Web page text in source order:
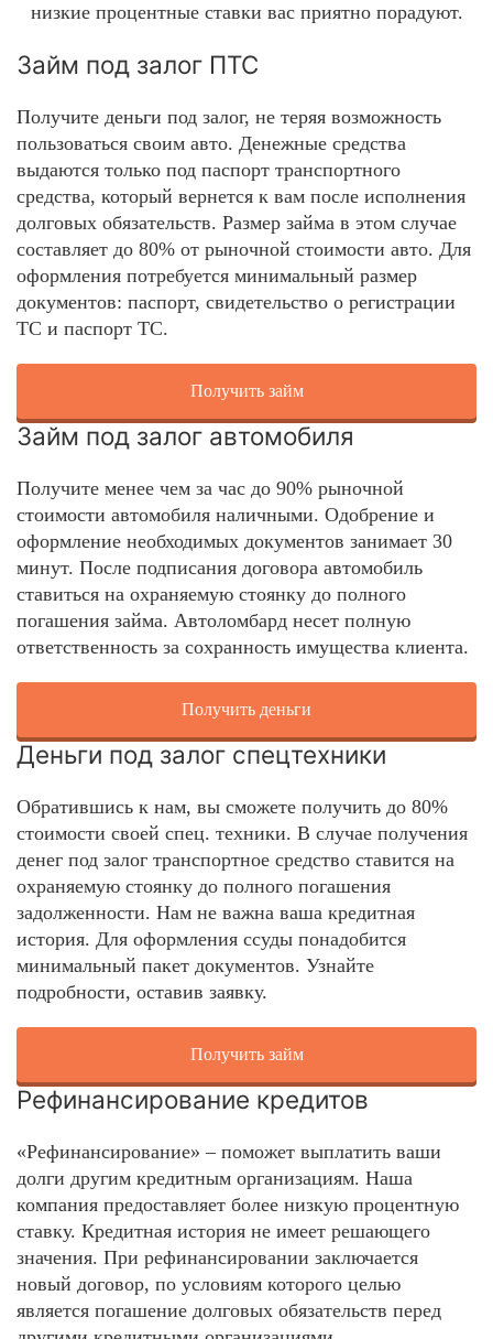
низкие процентные ставки вас приятно порадуют.
Займ под залог ПТС
Получите деньги под залог, не теряя возможность
пользоваться своим авто. Денежные средства
выдаются только под паспорт транспортного
средства, который вернется к вам после исполнения
долговых обязательств. Размер займа в этом случае
составляет до 80% от рыночной стоимости авто. Для
оформления потребуется минимальный размер
документов: паспорт, свидетельство о регистрации
ТС и паспорт ТС.
Получить займ
Займ под залог автомобиля
Получите менее чем за час до 90% рыночной
стоимости автомобиля наличными. Одобрение и
оформление необходимых документов занимает 30
минут. После подписания договора автомобиль
ставиться на охраняемую стоянку до полного
погашения займа. Автоломбард несет полную
ответственность за сохранность имущества клиента.
Получить деньги
Деньги под залог спецтехники
Обратившись к нам, вы сможете получить до 80%
стоимости своей спец. техники. В случае получения
денег под залог транспортное средство ставится на
охраняемую стоянку до полного погашения
задолженности. Нам не важна ваша кредитная
история. Для оформления ссуды понадобится
минимальный пакет документов. Узнайте
подробности, оставив заявку.
Получить займ
Рефинансирование кредитов
«Рефинансирование» – поможет выплатить ваши
долги другим кредитным организациям. Наша
компания предоставляет более низкую процентную
ставку. Кредитная история не имеет решающего
значения. При рефинансировании заключается
новый договор, по условиям которого целью
является погашение долговых обязательств перед